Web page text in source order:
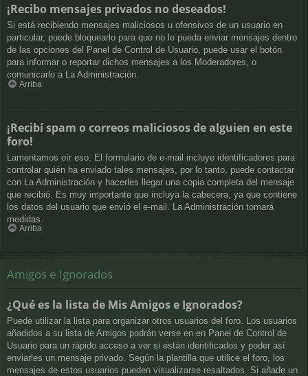
¡Recibo mensajes privados no deseados!
Si está recibiendo mensajes maliciosos u ofensivos de un usuario en
particular, puede bloquearlo para que no le pueda enviar mensajes dentro
de las opciones del Panel de Control de Usuario, puede usar el botón
para informar o reportar dichos mensajes a los Moderadores, o
comunicarlo a La Administración.
Arriba
¡Recibí spam o correos maliciosos de alguien en este
foro!
Lamentamos oír eso. El formulario de e-mail incluye identificadores para
controlar quién ha enviado tales mensajes, por lo tanto, puede contactar
con La Administración y hacerles llegar una copia completa del mensaje
que recibió. Es muy importante que incluya la cabecera, ya que contiene
los datos del usuario que envió el e-mail. La Administración tomará
medidas.
Arriba
Amigos e Ignorados
¿Qué es la lista de Mis Amigos e Ignorados?
Puede utilizar la lista para organizar otros usuarios del foro. Los usuarios
añadidos a su lista de Amigos podrán verse en en Panel de Control de
Usuario para un rápido acceso a ver si están identificados y poder así
enviarles un mensaje privado. Según la plantilla que utilice el foro, los
mensajes de estos usuarios pueden visualizarse resaltados. Si añade un